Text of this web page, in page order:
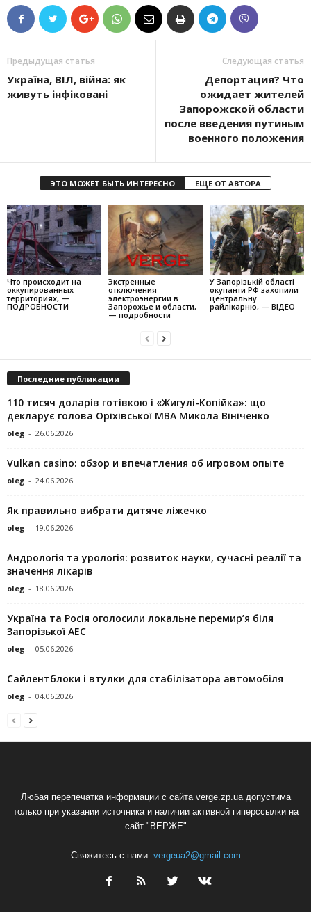
Предыдущая статья
Україна, ВІЛ, війна: як
живуть інфіковані
Следующая статья
Депортация? Что
ожидает жителей
Запорожской области
после введения путиным
военного положения
ЭТО МОЖЕТ БЫТЬ ИНТЕРЕСНО ЕЩЕ ОТ АВТОРА
Что происходит на
оккупированных
территориях, —
ПОДРОБНОСТИ
Экстренные
отключения
электроэнергии в
Запорожье и области,
— подробности
У Запорізькій області
окупанти РФ захопили
центральну
райлікарню, — ВІДЕО
Последние публикации
110 тисяч доларів готівкою і «Жигулі-Копійка»: що
декларує голова Оріхівської МВА Микола Вініченко
oleg - 26.06.2026
Vulkan casino: обзор и впечатления об игровом опыте
oleg - 24.06.2026
Як правильно вибрати дитяче ліжечко
oleg - 19.06.2026
Андрологія та урологія: розвиток науки, сучасні реалії та
значення лікарів
oleg - 18.06.2026
Україна та Росія оголосили локальне перемир’я біля
Запорізької АЕС
oleg - 05.06.2026
Сайлентблоки і втулки для стабілізатора автомобіля
oleg - 04.06.2026
Любая перепечатка информации с сайта verge.zp.ua допустима
только при указании источника и наличии активной гиперссылки на
сайт "ВЕРЖЕ"
Свяжитесь с нами: vergeua2@gmail.com